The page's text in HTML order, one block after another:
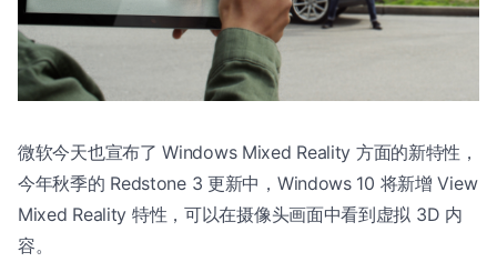
微软今天也宣布了 Windows Mixed Reality 方面的新特性，
今年秋季的 Redstone 3 更新中，Windows 10 将新增 View
Mixed Reality 特性，可以在摄像头画面中看到虚拟 3D 内
容。